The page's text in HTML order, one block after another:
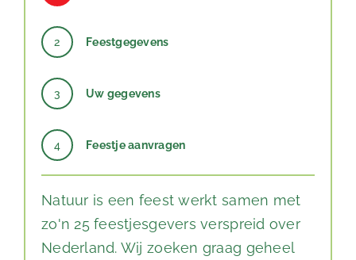
2 Feestgegevens
3 Uw gegevens
4 Feestje aanvragen
Natuur is een feest werkt samen met
zo'n 25 feestjesgevers verspreid over
Nederland. Wij zoeken graag geheel